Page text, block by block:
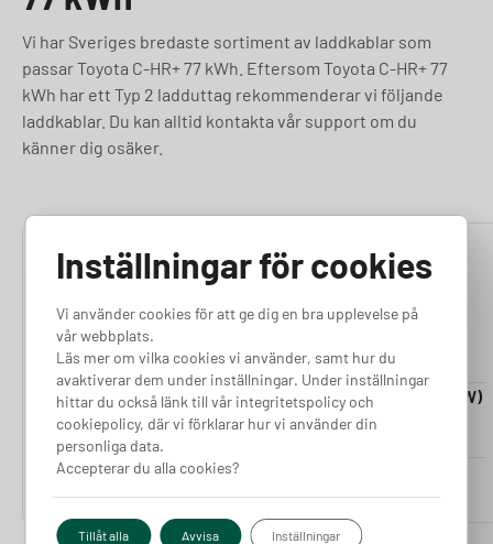
Vi har Sveriges bredaste sortiment av laddkablar som
passar Toyota C-HR+ 77 kWh. Eftersom Toyota C-HR+ 77
kWh har ett Typ 2 ladduttag rekommenderar vi följande
laddkablar. Du kan alltid kontakta vår support om du
känner dig osäker.
4.76
Laddkabel 5-20m (11kW)
Finns i lager
Pris från
2 380kr
Laddkabel 5-20m (22kW)
Finns i lager
2 980kr
Inställningar för cookies
Vi använder cookies för att ge dig en bra upplevelse på
vår webbplats.
Läs mer om vilka cookies vi använder, samt hur du
avaktiverar dem under inställningar. Under inställningar
hittar du också länk till vår integritetspolicy och
cookiepolicy, där vi förklarar hur vi använder din
personliga data.
Accepterar du alla cookies?
Tillåt alla Avvisa Inställningar